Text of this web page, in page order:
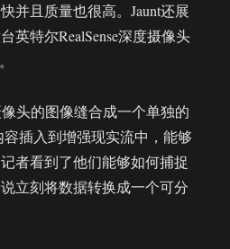
并且质量也很高。Jaunt还展
英特尔RealSense深度摄像头
头的图像缝合成一个单独的
插入到增强现实流中，能够
者看到了他们能够如何捕捉
立刻将数据转换成一个可分